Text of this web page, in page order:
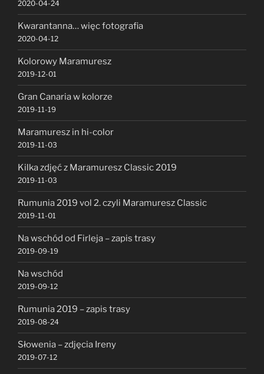
2020-04-24
Kwarantanna… więc fotografia
2020-04-12
Kolorowy Maramuresz
2019-12-01
Gran Canaria w kolorze
2019-11-19
Maramuresz in hi-color
2019-11-03
Kilka zdjęć z Maramuresz Classic 2019
2019-11-03
Rumunia 2019 vol 2. czyli Maramuresz Classic
2019-11-01
Na wschód od Firleja – zapis trasy
2019-09-19
Na wschód
2019-09-12
Rumunia 2019 – zapis trasy
2019-08-24
Słowenia – zdjęcia Ireny
2019-07-12